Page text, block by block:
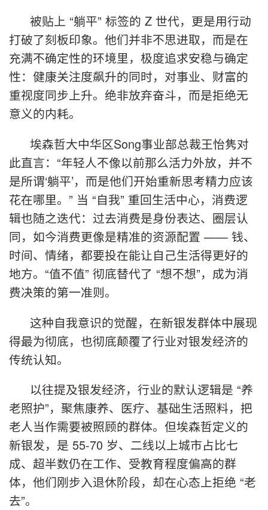
被贴上 “躺平” 标签的 Z 世代，更是用行动
打破了刻板印象。他们并非不思进取，而是在
充满不确定性的环境里，极度追求安稳与确定
性：健康关注度飙升的同时，对事业、财富的
重视度同步上升。绝非放弃奋斗，而是拒绝无
意义的内耗。
埃森哲大中华区Song事业部总裁王怡隽对
此直言：“年轻人不像以前那么活力外放，并不
是所谓‘躺平’，而是他们开始重新思考精力应该
花在哪里。” 当 “自我” 重回生活中心，消费逻
辑也随之迭代：过去消费是身份表达、圈层认
同，如今消费更像是精准的资源配置 —— 钱、
时间、情绪，都要投在能让自己生活得更好的
地方。“值不值” 彻底替代了 “想不想”，成为消
费决策的第一准则。
这种自我意识的觉醒，在新银发群体中展现
得最为彻底，也彻底颠覆了行业对银发经济的
传统认知。
以往提及银发经济，行业的默认逻辑是 “养
老照护”，聚焦康养、医疗、基础生活照料，把
老人当作需要被照顾的群体。但埃森哲定义的
新银发，是 55-70 岁、二线以上城市占比七
成、超半数仍在工作、受教育程度偏高的群
体，他们刚步入退休阶段，却在心态上拒绝 “老
去”。